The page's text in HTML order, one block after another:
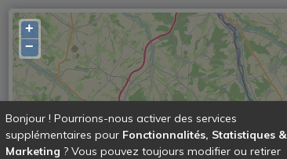
+
−
Bonjour ! Pourrions-nous activer des services
supplémentaires pour Fonctionnalités, Statistiques &
Marketing ? Vous pouvez toujours modifier ou retirer